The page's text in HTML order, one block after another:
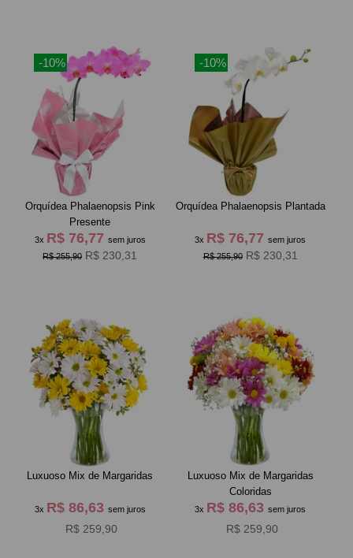
-10%
Orquídea Phalaenopsis Pink
Presente
3x R$ 76,77 sem juros
R$ 255,90 R$ 230,31
-10%
Orquídea Phalaenopsis Plantada
3x R$ 76,77sem juros
R$ 255,90 R$ 230,31
Luxuoso Mix de Margaridas
3x R$ 86,63 sem juros
R$ 259,90
Luxuoso Mix de Margaridas
Coloridas
3x R$ 86,63sem juros
R$ 259,90